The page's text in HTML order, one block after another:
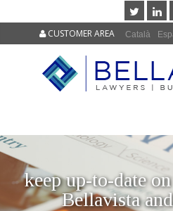
Català
CUSTOMER AREA
keep up-to-date
Bellavista